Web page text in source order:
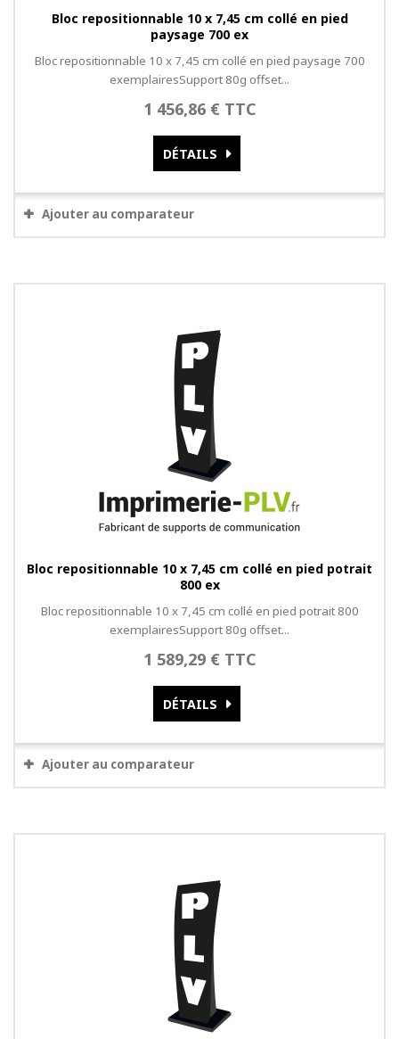
Bloc repositionnable 10 x 7,45 cm collé en pied
paysage 700 ex
Bloc repositionnable 10 x 7,45 cm collé en pied paysage 700
exemplairesSupport 80g offset...
1 456,86 € TTC
DÉTAILS
Ajouter au comparateur
Bloc repositionnable 10 x 7,45 cm collé en pied potrait
800 ex
Bloc repositionnable 10 x 7,45 cm collé en pied potrait 800
exemplairesSupport 80g offset...
1 589,29 € TTC
DÉTAILS
Ajouter au comparateur